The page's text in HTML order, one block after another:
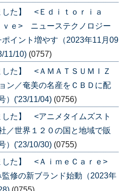
た】 <Ｅｄｉｔｏｒｉａ
ｅ> ニューステクノロジー
イント増やす（2023年11月09
11/10) (0757)
た】 <ＡＭＡＴＳＵＭＩＺ
ン／奄美の名産をＣＢＤに配
）('23/11/04) (0756)
た】 <アニメタイムズスト
世界１２０の国と地域で販
）('23/10/30) (0755)
した】 <ＡｉｍｅＣａｒｅ>
監修の新ブランド始動（2023年